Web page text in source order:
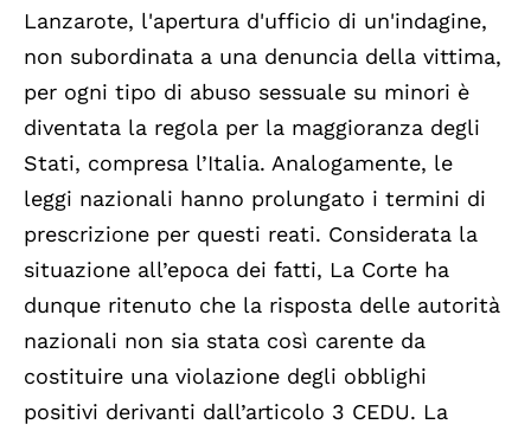
Lanzarote, l'apertura d'ufficio di un'indagine,
non subordinata a una denuncia della vittima,
per ogni tipo di abuso sessuale su minori è
diventata la regola per la maggioranza degli
Stati, compresa l’Italia. Analogamente, le
leggi nazionali hanno prolungato i termini di
prescrizione per questi reati. Considerata la
situazione all’epoca dei fatti, La Corte ha
dunque ritenuto che la risposta delle autorità
nazionali non sia stata così carente da
costituire una violazione degli obblighi
positivi derivanti dall’articolo 3 CEDU. La